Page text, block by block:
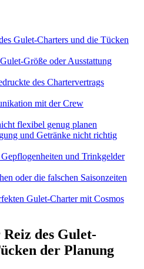
Gulet-Charters und die Tücken
Größe oder Ausstattung
des Chartervertrags
mit der Crew
flexibel genug planen
und Getränke nicht richtig
und Trinkgelder
oder die falschen Saisonzeiten
Gulet-Charter mit Cosmos
des Gulet-
der Planung